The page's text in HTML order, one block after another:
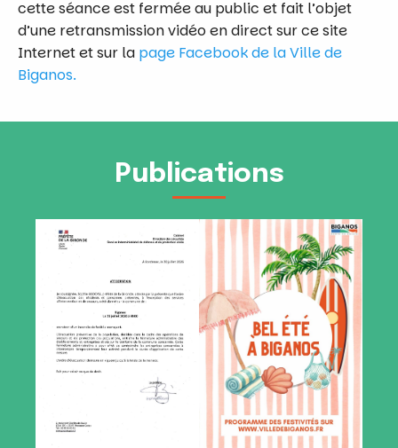
cette séance est fermée au public et fait l’objet
d’une retransmission vidéo en direct sur ce site
Internet et sur la page Facebook de la Ville de
Biganos.
Publications